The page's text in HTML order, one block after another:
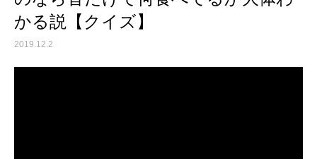
かる説【クイズ】
2019.12.2